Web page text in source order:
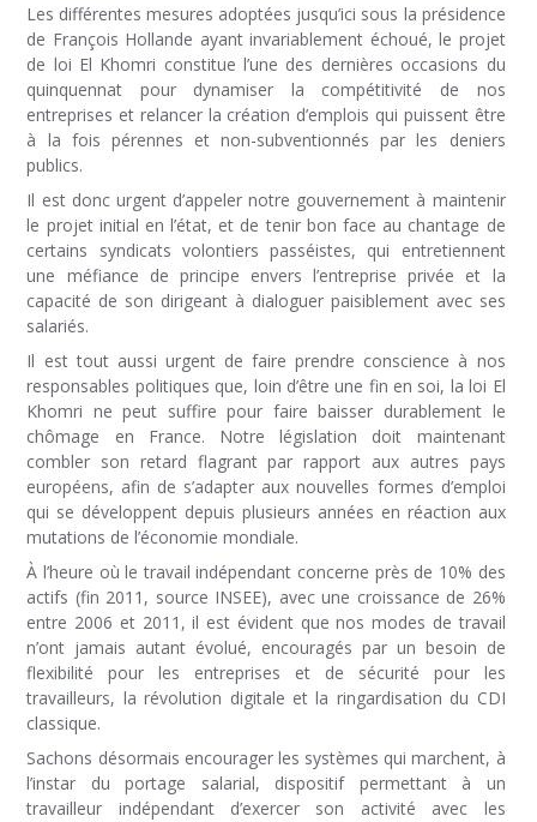
Les différentes mesures adoptées jusqu’ici sous la présidence
de François Hollande ayant invariablement échoué, le projet
de loi El Khomri constitue l’une des dernières occasions du
quinquennat pour dynamiser la compétitivité de nos
entreprises et relancer la création d’emplois qui puissent être
à la fois pérennes et non-subventionnés par les deniers
publics.
Il est donc urgent d’appeler notre gouvernement à maintenir
le projet initial en l’état, et de tenir bon face au chantage de
certains syndicats volontiers passéistes, qui entretiennent
une méfiance de principe envers l’entreprise privée et la
capacité de son dirigeant à dialoguer paisiblement avec ses
salariés.
Il est tout aussi urgent de faire prendre conscience à nos
responsables politiques que, loin d’être une fin en soi, la loi El
Khomri ne peut suffire pour faire baisser durablement le
chômage en France. Notre législation doit maintenant
combler son retard flagrant par rapport aux autres pays
européens, afin de s’adapter aux nouvelles formes d’emploi
qui se développent depuis plusieurs années en réaction aux
mutations de l’économie mondiale.
À l’heure où le travail indépendant concerne près de 10% des
actifs (fin 2011, source INSEE), avec une croissance de 26%
entre 2006 et 2011, il est évident que nos modes de travail
n’ont jamais autant évolué, encouragés par un besoin de
flexibilité pour les entreprises et de sécurité pour les
travailleurs, la révolution digitale et la ringardisation du CDI
classique.
Sachons désormais encourager les systèmes qui marchent, à
l’instar du portage salarial, dispositif permettant à un
travailleur indépendant d’exercer son activité avec les